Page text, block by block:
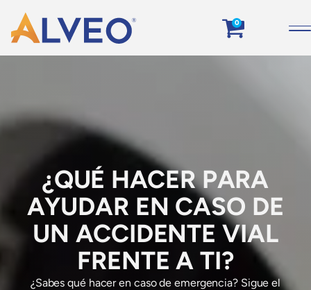
0
¿QUÉ HACER PARA
AYUDAR EN CASO DE
UN ACCIDENTE VIAL
FRENTE A TI?
¿Sabes qué hacer en caso de emergencia? Sigue el